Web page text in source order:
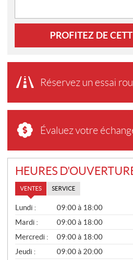
PROFITEZ DE
Réservez un essai
Évaluez votre
HEURES
VENTES SERVICE
V
E
N
T
E
S
Lundi :
09:00 à 18:00
Mardi :
09:00 à 18:00
Mercredi :
09:00 à 18:00
Jeudi :
09:00 à 20:00